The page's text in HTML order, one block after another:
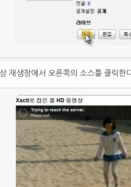
재생창에서 오른쪽의 소스를 클릭한